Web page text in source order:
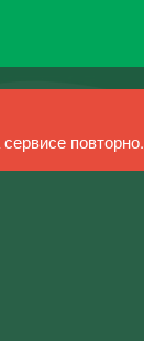
повторно.